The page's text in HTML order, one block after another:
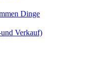
Dinge
Verkauf)